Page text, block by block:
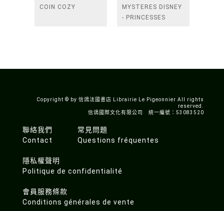
COIN COZY
MYSTERES DISNEY
- PRINCESSES
Copyright © by 信鴿法國書店 Librairie Le Pigeonnier All rights
reserved.
信鴿國際文化有限公司 統一編號：53083520
聯絡我們
Contact
常見問題
Questions fréquentes
隱私權聲明
Politique de confidentialité
會員服務條款
Conditions générales de vente